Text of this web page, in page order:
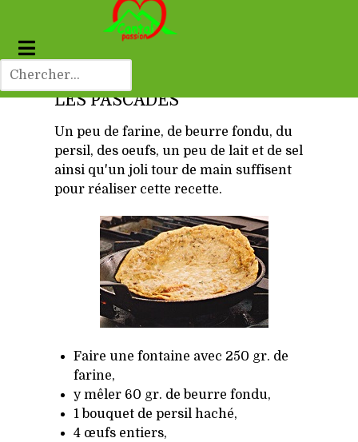
LES PASCADES
Un peu de farine, de beurre fondu, du
persil, des oeufs, un peu de lait et de sel
ainsi qu'un joli tour de main suffisent
pour réaliser cette recette.
Faire une fontaine avec 250 gr. de
farine,
y mêler 60 gr. de beurre fondu,
1 bouquet de persil haché,
4 œufs entiers,